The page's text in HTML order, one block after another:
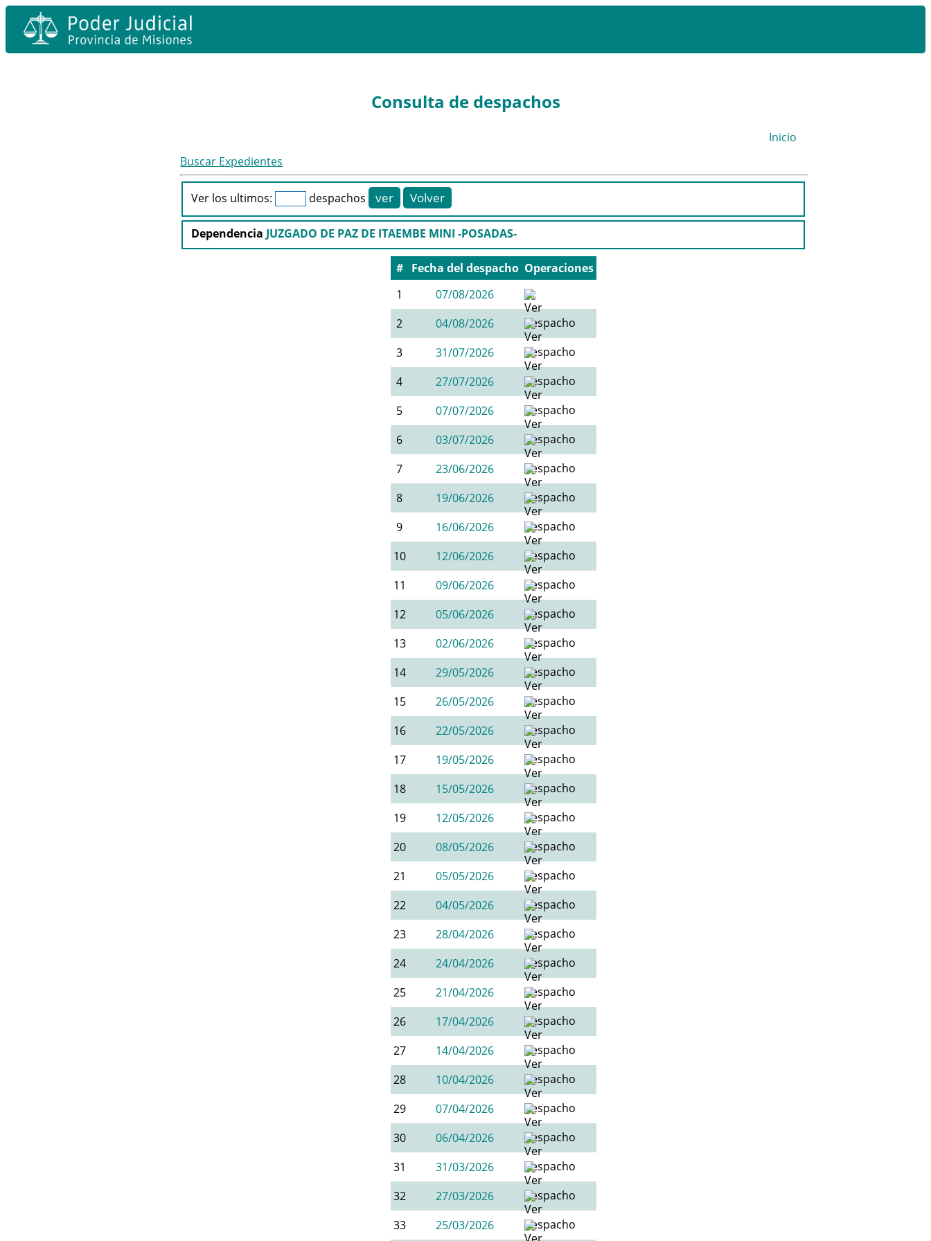
Consulta de despachos
Inicio
Buscar Expedientes
Ver los ultimos: despachos
Dependencia JUZGADO DE PAZ DE ITAEMBE MINI -POSADAS-
# Fecha del despacho Operaciones
1
07/08/2026
2
04/08/2026
3
31/07/2026
4
27/07/2026
5
07/07/2026
6
03/07/2026
7
23/06/2026
8
19/06/2026
9
16/06/2026
10
12/06/2026
11
09/06/2026
12
05/06/2026
13
02/06/2026
14
29/05/2026
15
26/05/2026
16
22/05/2026
17
19/05/2026
18
15/05/2026
19
12/05/2026
20
08/05/2026
21
05/05/2026
22
04/05/2026
23
28/04/2026
24
24/04/2026
25
21/04/2026
26
17/04/2026
27
14/04/2026
28
10/04/2026
29
07/04/2026
30
06/04/2026
31
31/03/2026
32
27/03/2026
33
25/03/2026